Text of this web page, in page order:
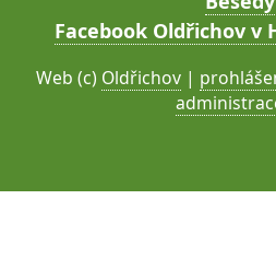
Facebook Oldřichov v
Web (c) Oldřichov |